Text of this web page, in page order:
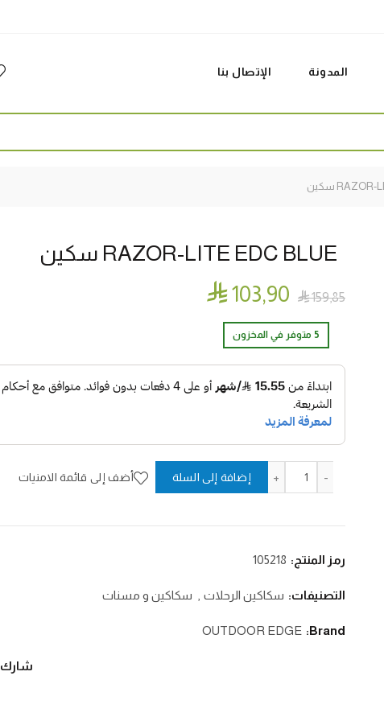
المدونة الإتصال بنا
RAZOR-LITE EDC BLUE سكين
 159٫85  103٫90
5 متوفر في المخزون
إضافة إلى السلة أضف إلى قائمة الامنيات
رمز المنتج: 105218
التصنيفات: سكاكين الرحلات سكاكين و مسنات
Brand:
OUTDOOR EDGE
شارك